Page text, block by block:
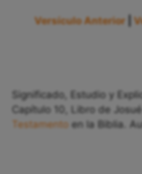
Versículo Anterior
Significado, Estudio y
Capítulo 10, Libro de
Testamento en la Biblia.